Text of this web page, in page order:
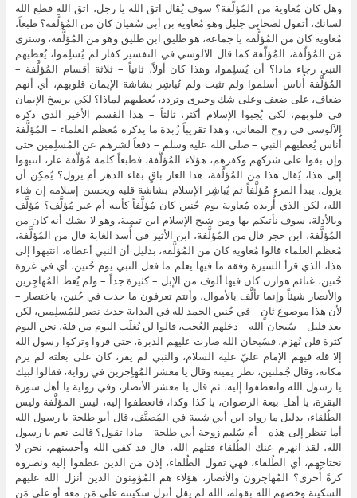
وهل كان مُعاوية من المُؤلَّفة؟ سوف يُقال اتق الله يا رجل، اتق الله قطع الله
لسانك، أتقول لصحابي جليل وهو مُعاوية بن أبي سُفيان كان من المُؤلَّفة؟ طبعاً،
مُعاوية كان من المُؤلَّفة يا جماعة، هو طليق ابن طليق وهو من المُؤلَّفة، وسنرى
مَن المُؤلَّفة، المُؤلَّفة كما قال الآلوسي في التفسير كفار لم يُسلِموا، يُعطيهم
النبي رجاء ماذا؟ أن يُسلِموا، وهذا كان أولاً، ثانياً – ثلاثة أقسام المُؤلَّفة –
المُؤلَّفة أُناس أسلموا ولم تثبت ولم تُباشِر بشاشة الإيمان قلوبهم، أي أنهم
ضعاف، على ضعف وعلى شك وحيرى وتردد، يُعطيهم لماذا؟ لكي يرسخ الإيمان
في قلوبهم، لكي يُحِبوا الإسلام أكثر، ثالثاً – هذا القسم الأخير الذي ذكره
الآلوسي في روح المعاني، وهذا تقريباً زُبدة ما يذكره مُعظَم العلماء – المُؤلَّفة
أُناس يُعطيهم النبي – صلى الله عليه وسلم – دفعاً لشرهم عن المُسلِمين حتى
وإن بقوا على شركهم وكفرهم، هؤلاء المُؤلَّفة، فطبعاً كلمة مُؤلَّفة عار، انتبهوا
إلى هذا، يُقال هذا من المُؤلَّفة، هذا العار باقٍ بقاء الدهر أم يزول؟ يُمكِن أن
يزول، يبدأ المرء مُؤلَّفاً ثم يُباشِر الإسلام بشاشة قلبه ويحسن إسلامه إن شاء
الله، لكن الذي أُريده مُعاوية يوم حُنين كان مُؤلَّفاً كأبيه أم غير مُؤلَّف؟ مُؤلَّف
وبالأدلة، سوف نأتيكم بها ومن شيخ الإسلام ابن تيمية، وهو لا يشك أنه كان من
المُؤلَّفة، ابن حجر قال من المُؤلَّفة، ابن الأثير في أُسد الغابة قال من المُؤلَّفة،
مُعظَم العلماء قالوا مُعاوية كان من المُؤلَّفة، بدليل أن النبي أعطاه، انتبهوا إلى
هذا، الذي قرأ السيرة وفقه ما فيها يعلم ما فعل النبي يوم حُنين، أي في غزوة
حُنين، غنائم هوازن كان فيها ألوف من الإبل – كثيرة جداً – ولم يُعط المُهاجِرين
والأنصار شيئاً وإنما تألَّف بالأموال، وأنتم تعرفون ما حدث في حُنين، باختصار –
لأن هذا موضوع ثانٍ – في حُنين الحمد لله في البداية حدث نصر للمُسلِمين، لكن
بعد قليل – سُبحان الله – دخلهم العُجب، قالوا لن نُغلَب اليوم من قلة، نحن اليوم
كثرة فلن نُهزَم، فسُبحان الله صارت عليهم الدبرة، حتى فروا وتركوا رسول الله
إلا قلة فيهم الإمام عليّ عليه السلام، والنبي لم يفر، كان على بغلته لم يرم
مكانه، وقال جُملتين، نظر يمينه وقال يا معشر المُهاِجرين في رواية، فقالوا لبيك
يا رسول الله وانعطفوا إليه، ثم قال يا معشر الأنصار، وفي رواية يا أهل سورة
البقرة، يا أهل بيعة الرضوان، يا كذا وكذا، فانعطفوا إليه، ليس المؤلَّفة وليس
الطُلقاء، بدليل ما رواه ابن أبي شيبة في المُصنَّف، قال أبو طلحة يا رسول الله
أما تنظر إلى هذه – أم سُليم زوجة أبي طلحة – ماذا تقول؟ قالت نعم يا رسول
الله، لقد انهزم عنك الطُلقاء قتلهم الله، قال قد كفى الله وأحسنهم، نحن لا
نحتاجهم، أي الطُلقاء، فهي تقول الطُلقاء، إذن مَن الذين عطفوا إليه ونصروه
كرةً أُخرى؟ المُهاجِرون والأنصار، هؤلاء هم المُؤمِنون الذين أنزل الله عليهم
السكينة وخصهم الله بقوله، الله لم يقل أنزل سكينته على مَن معه أو على مَن